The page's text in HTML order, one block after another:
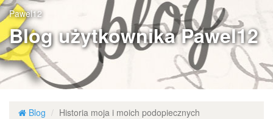
Pawel12
Blog użytkownika Pawel12
Blog Historia moja i moich podopiecznych